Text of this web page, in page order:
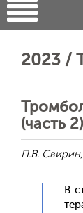
2023 /
(часть 2)
П.В.
В